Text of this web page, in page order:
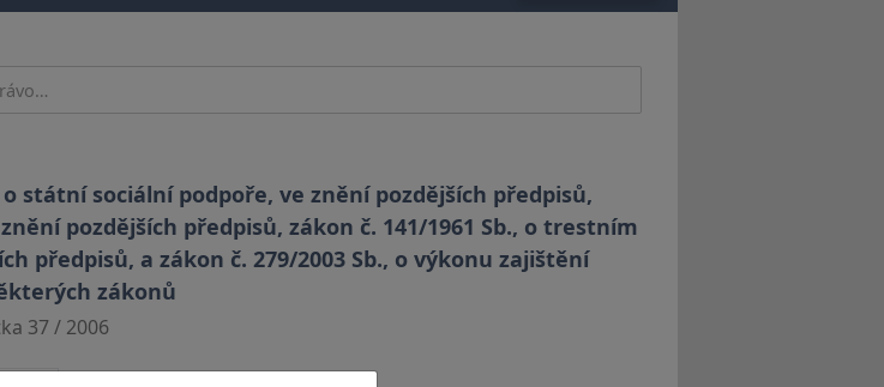
státní sociální podpoře, ve znění pozdějších předpisů,
pozdějších předpisů, zákon č. 141/1961 Sb., o trestním
předpisů, a zákon č. 279/2003 Sb., o výkonu zajištění
zákonů
37 / 2006